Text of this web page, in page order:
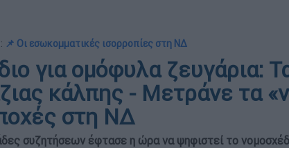
📌 Οι εσωκομματικές ισορροπίες στη ΝΔ
για ομόφυλα ζευγάρια:
κάλπης - Μετράνε τα
στη ΝΔ
συζητήσεων έφτασε η ώρα να ψηφιστεί το